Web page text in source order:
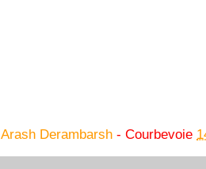
Arash Derambarsh - Courbevoie